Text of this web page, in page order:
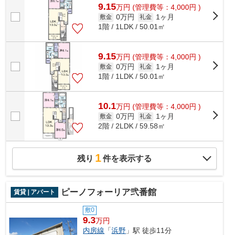
9.15万円 (管理費等：4,000円 )
敷金 0万円 礼金
1ヶ月
1階 / 1LDK / 50.01㎡
9.15万円 (管理費等：4,000円 )
敷金 0万円 礼金
1ヶ月
1階 / 1LDK / 50.01㎡
10.1万円 (管理費等：4,000円 )
敷金 0万円 礼金
1ヶ月
2階 / 2LDK / 59.58㎡
残り 1件を表示する
賃貸 | アパート ピーノフォーリア弐番館
敷0
9.3万円
内房線 「浜野 」駅 徒歩11分